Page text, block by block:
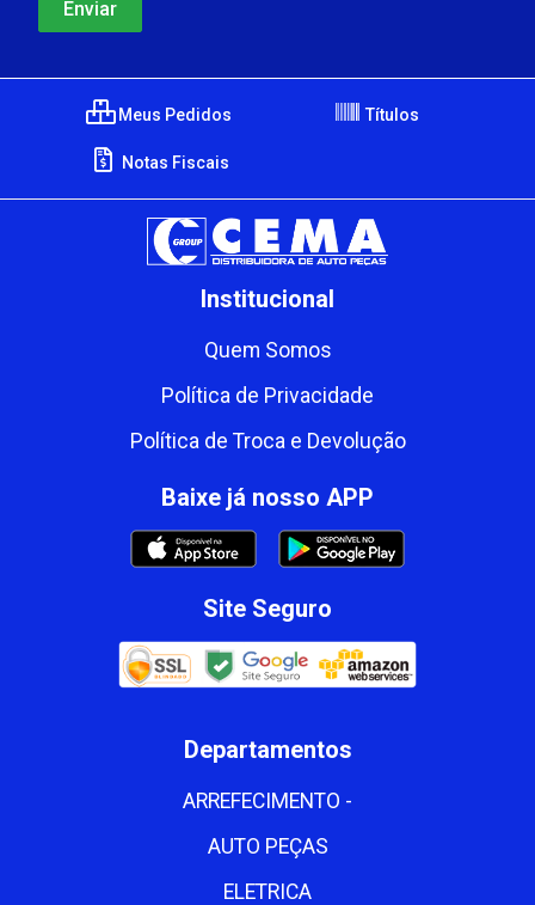
Meus Pedidos Títulos
Notas Fiscais
Institucional
Quem Somos
Política de Privacidade
Política de Troca e Devolução
Baixe já nosso APP
Site Seguro
Departamentos
ARREFECIMENTO -
AUTO PEÇAS
ELETRICA